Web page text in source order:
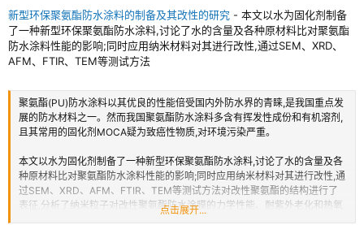
新型环保聚氨酯防水涂料的制备及其改性的研究 - 本文以水为固化剂制备
了一种新型环保聚氨酯防水涂料,讨论了水的含量及各种原材料比对聚氨酯
防水涂料性能的影响;同时应用纳米材料对其进行改性,通过SEM、XRD、
AFM、FTIR、TEM等测试方法
聚氨酯(PU)防水涂料以其优良的性能倍受国内外防水界的青睐,是我国重点发
展的防水材料之一。然而我国聚氨酯防水涂料多含有挥发性成份和有机溶剂,
且其常用的固化剂MOCA疑为致癌性物质,对环境污染严重。
本文以水为固化剂制备了一种新型环保聚氨酯防水涂料,讨论了水的含量及各
种原材料比对聚氨酯防水涂料性能的影响;同时应用纳米材料对其进行改性,通
过SEM、XRD、AFM、FTIR、TEM等测试方法对改性聚氨酯的结构进行了
表征,分析了纳米粒子对改性聚氨酯防水涂膜的力学性能、耐紫外老化和热氧
点击展开...